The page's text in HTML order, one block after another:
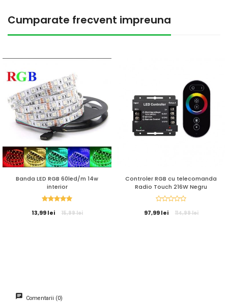
Cumparate frecvent impreuna
Banda LED RGB 60led/m 14w
interior
13,99 lei 15,99 lei
Controler RGB cu telecomanda
Radio Touch 216W Negru
97,99 lei 114,99 lei
Comentarii (0)